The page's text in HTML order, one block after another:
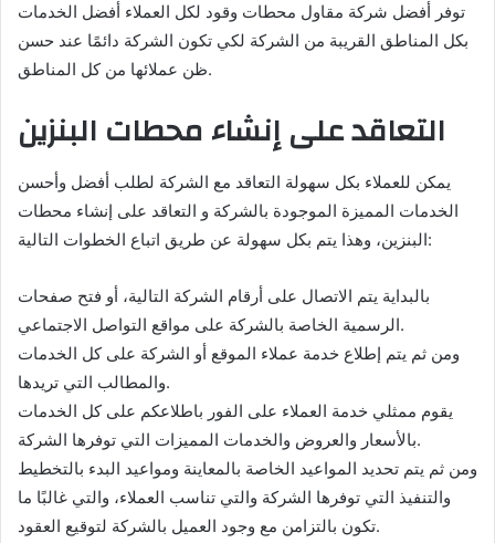
توفر أفضل شركة مقاول محطات وقود لكل العملاء أفضل الخدمات
بكل المناطق القريبة من الشركة لكي تكون الشركة دائمًا عند حسن
ظن عملائها من كل المناطق.
التعاقد على إنشاء محطات البنزين
يمكن للعملاء بكل سهولة التعاقد مع الشركة لطلب أفضل وأحسن
الخدمات المميزة الموجودة بالشركة و التعاقد على إنشاء محطات
البنزين، وهذا يتم بكل سهولة عن طريق اتباع الخطوات التالية:
بالبداية يتم الاتصال على أرقام الشركة التالية، أو فتح صفحات
الرسمية الخاصة بالشركة على مواقع التواصل الاجتماعي.
ومن ثم يتم إطلاع خدمة عملاء الموقع أو الشركة على كل الخدمات
والمطالب التي تريدها.
يقوم ممثلي خدمة العملاء على الفور باطلاعكم على كل الخدمات
بالأسعار والعروض والخدمات المميزات التي توفرها الشركة.
ومن ثم يتم تحديد المواعيد الخاصة بالمعاينة ومواعيد البدء بالتخطيط
والتنفيذ التي توفرها الشركة والتي تناسب العملاء، والتي غالبًا ما
تكون بالتزامن مع وجود العميل بالشركة لتوقيع العقود.